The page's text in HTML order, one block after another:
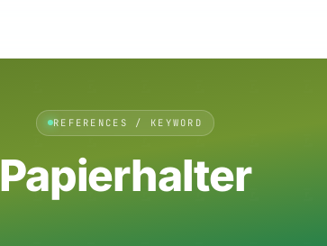
REFERENCES / KEYWORD
Papierhalter